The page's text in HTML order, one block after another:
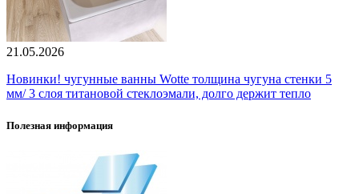
21.05.2026
Новинки! чугунные ванны Wotte толщина чугуна стенки 5
мм/ 3 слоя титановой стеклоэмали, долго держит тепло
Полезная информация